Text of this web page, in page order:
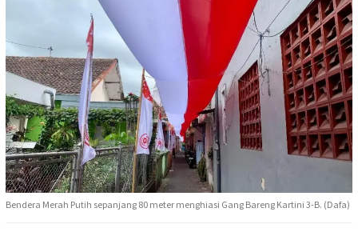
Bendera Merah Putih sepanjang 80 meter menghiasi Gang Bareng Kartini 3-B. (Dafa)